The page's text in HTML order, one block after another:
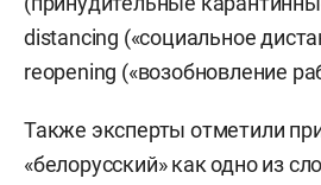
distancing («социальное
reopening («возобновление
Также эксперты отметили
«белорусский» как одно из